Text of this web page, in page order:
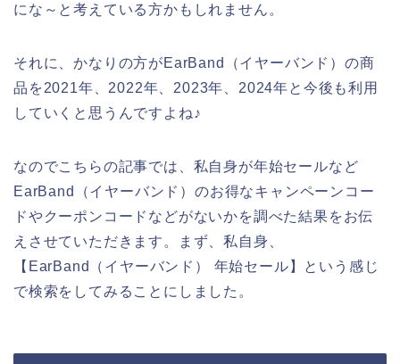
にな～と考えている方かもしれません。
それに、かなりの方がEarBand（イヤーバンド）の商
品を2021年、2022年、2023年、2024年と今後も利用
していくと思うんですよね♪
なのでこちらの記事では、私自身が年始セールなど
EarBand（イヤーバンド）のお得なキャンペーンコー
ドやクーポンコードなどがないかを調べた結果をお伝
えさせていただきます。まず、私自身、
【EarBand（イヤーバンド） 年始セール】という感じ
で検索をしてみることにしました。